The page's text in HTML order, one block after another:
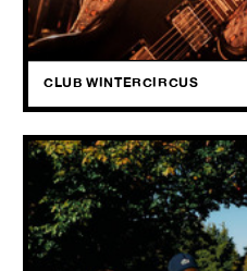
eromheen: zware, fuzz‑gedrenkte
die bulderen en grommen.
CLUB WINTERCIRCUS
PUGGY